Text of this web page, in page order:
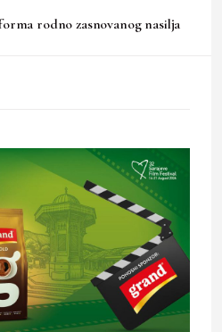
rodno zasnovanog nasilja